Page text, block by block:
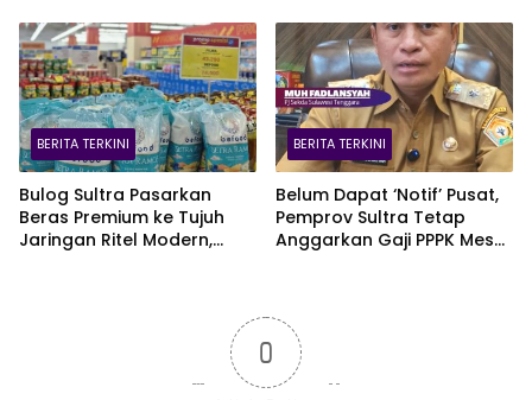
BERITA TERKINI
Bulog Sultra Pasarkan
Beras Premium ke Tujuh
Jaringan Ritel Modern,
BERITA TERKINI
Belum Dapat ‘Notif’ Pusat,
Pemprov Sultra Tetap
Anggarkan Gaji PPPK Meski
0